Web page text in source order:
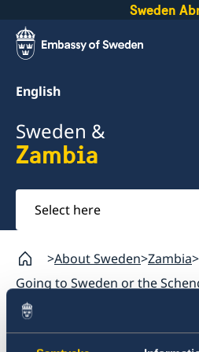
Sweden
English
Sweden &
Zambia
Select
here
About Sweden Zambia
Going to Sweden or the
Zambia